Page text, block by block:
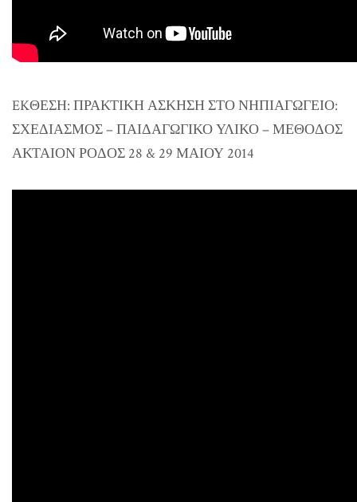
EKΘΕΣΗ: ΠΡΑΚΤΙΚΗ ΑΣΚΗΣΗ ΣΤΟ ΝΗΠΙΑΓΩΓΕΙΟ:
ΣΧΕΔΙΑΣΜΟΣ – ΠΑΙΔΑΓΩΓΙΚΟ ΥΛΙΚΟ – ΜΕΘΟΔΟΣ
ΑΚΤΑΙΟΝ ΡΟΔΟΣ 28 & 29 ΜΑΙΟΥ 2014